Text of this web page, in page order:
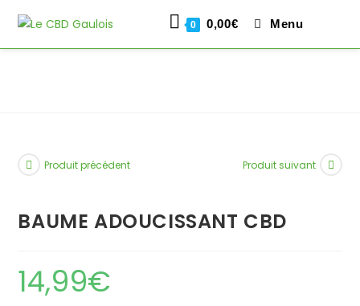
0 0,00€ Menu
Produit précédent Produit suivant
BAUME ADOUCISSANT CBD
14,99€